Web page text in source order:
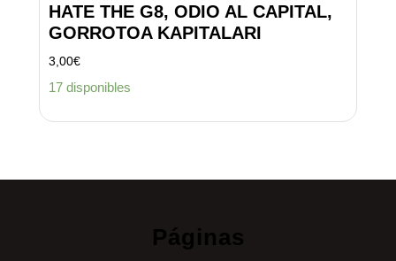
HATE THE G8, ODIO AL CAPITAL,
GORROTOA KAPITALARI
3,00€
17 disponibles
Páginas